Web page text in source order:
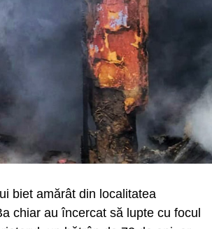
biet amărât din localitatea
chiar au încercat să lupte cu focul